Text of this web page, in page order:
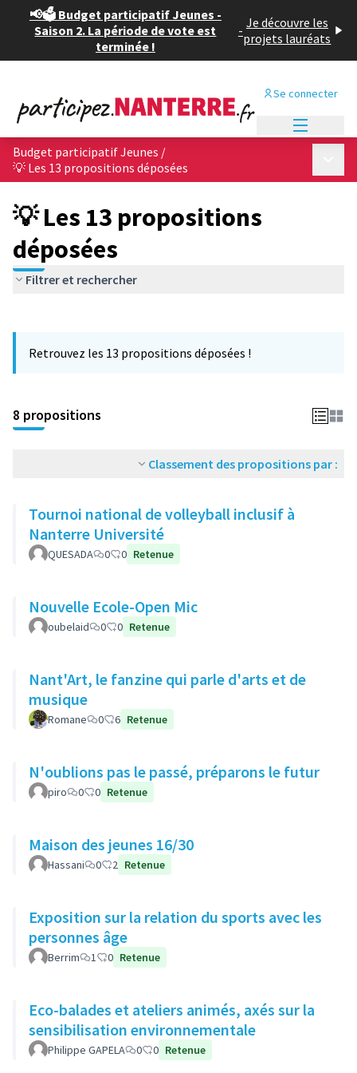
📢🗳️ Budget participatif Jeunes -
Saison 2. La période de vote est
terminée !
- Je découvre les
projets lauréats
Se connecter
Budget participatif Jeunes /
💡 Les 13 propositions déposées
💡 Les 13 propositions
déposées
Filtrer et rechercher
−
Retrouvez les 13 propositions déposées !
8 propositions
Classement des propositions par :
Tournoi national de volleyball inclusif à
Nanterre Université
QUESADA 0 0 Retenue
Nouvelle Ecole-Open Mic
oubelaid 0 0 Retenue
Nant'Art, le fanzine qui parle d'arts et de
musique
Romane 0 6 Retenue
N'oublions pas le passé, préparons le futur
piro 0 0 Retenue
Maison des jeunes 16/30
Hassani 0 2 Retenue
Exposition sur la relation du sports avec les
personnes âge
Berrim 1 0 Retenue
Eco-balades et ateliers animés, axés sur la
sensibilisation environnementale
Philippe GAPELA 0 0 Retenue